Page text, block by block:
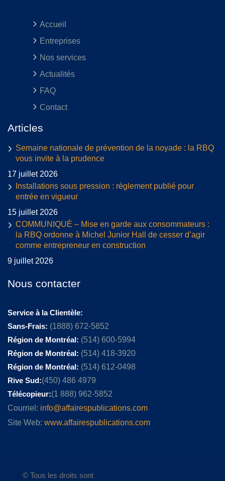
Accueil
Entreprises
Nos services
Actualités
FAQ
Contact
Articles
Semaine nationale de prévention de la noyade : la RBQ
vous invite à la prudence
17 juillet 2026
Installations sous pression : règlement publié pour
entrée en vigueur
15 juillet 2026
COMMUNIQUÉ – Mise en garde aux consommateurs :
la RBQ ordonne à Michel Junior Hall de cesser d’agir
comme entrepreneur en construction
9 juillet 2026
Nous contacter
Service à la Clientèle:
Sans-Frais: (1888) 672-5852
Région de Montréal: (514) 600-5994
Région de Montréal: (514) 418-3920
Région de Montréal: (514) 612-0498
Rive Sud:(450) 486 4979
Télécopieur:(1 888) 962-5852
Courriel: info@affairespublications.com
Site Web: www.affairespublications.com
© Tous les droits sont